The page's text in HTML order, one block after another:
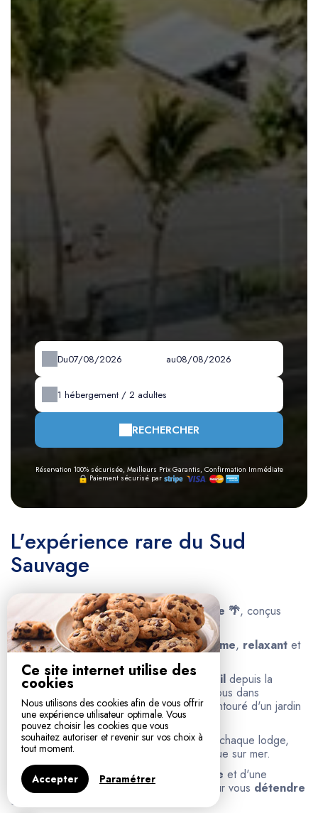
Ce site internet utilise des
cookies
Nous utilisons des cookies afin de vous offrir
une expérience utilisateur optimale. Vous
pouvez choisir les cookies que vous
souhaitez autoriser et revenir sur vos choix à
tout moment.
Accepter Paramétrer
Du au
1hébergement /2 adultes
RECHERCHER
Réservation 100% sécurisée, Meilleurs Prix Garantis, Confirmation Immédiate
Paiement sécurisé par
L'expérience rare du Sud
Sauvage
Deux lodgesd'exception àGrande Anse 🌴, conçus
exclusivementpour2 adultes.
Offrez-vous un séjourAdults Only 🥂,calme, relaxant et
Savourez unapéritif au coucher du soleil depuis la
piscine de Terre des Îles 1, ou détendez-vous dans
intimité tropicalede Terre des Îles 2, entouré d'un jardin
luxuriant 🌺.
Piscineetjardintropicauxprivatifspour chaque lodge,
offrant un séjour exclusif et relaxant avec vue sur mer.
Profitez de la piscine en pierre naturelle et d'une
doucheextérieureface à l'Océan 🐋 pour vous détendre
et vous